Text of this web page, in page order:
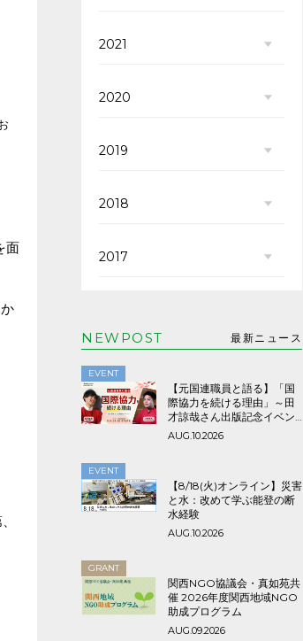
面
2021
2020
2019
2018
2017
NEWPOST 最新ニュース
EVENT
【元国連職員と語る】「国
際協力を続ける理由」～田
才諒哉さん出版記念イベン
ト～
AUG.10.2026
EVENT
【8/18(火)オンライン】災害
と水：改めて学ぶ能登の断
水経験
AUG.10.2026
GRANT
関西NGO協議会・真如苑共
催 2026年度関西地域NGO
助成プログラム
AUG.09.2026